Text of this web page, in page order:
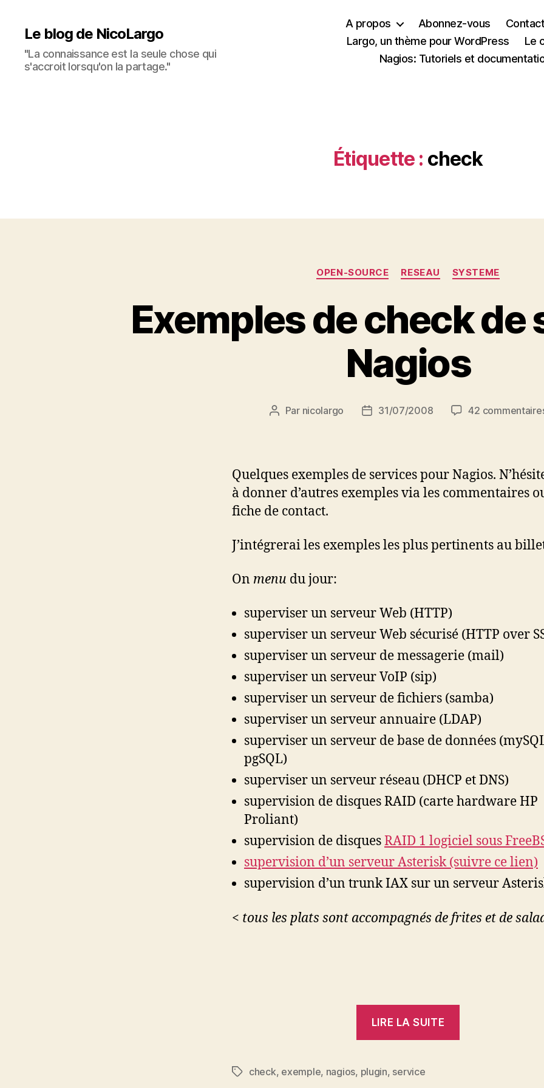
Le blog de NicoLargo
"La connaissance est la seule chose qui
s'accroit lorsqu'on la partage."
A propos Abonnez-vous Contact
Largo, un thème pour WordPress
Le
Nagios: Tutoriels et
Étiquette : check
Catégories
OPEN-SOURCE RESEAU SYSTEME
Exemples de check de
Nagios
Auteur
Par nicolargo
Date31/07/2008 42
Quelques exemples de services pour Nagios.
à donner d’autres exemples via les commentaires
fiche de contact.
J’intégrerai les exemples les plus pertinents au
On menu du jour:
superviser un serveur Web (HTTP)
superviser un serveur Web sécurisé (HTTP over
superviser un serveur de messagerie (mail)
superviser un serveur VoIP (sip)
superviser un serveur de fichiers (samba)
superviser un serveur annuaire (LDAP)
superviser un serveur de base de données
pgSQL)
superviser un serveur réseau (DHCP et DNS)
supervision de disques RAID (carte hardware HP
Proliant)
supervision de disquesRAID 1 logiciel sous
supervision d’un serveur Asterisk (suivre ce lien)
supervision d’un trunk IAX sur un serveur
< tous les plats sont accompagnés de frites et de
LIRE LA SUITE
«
Étiquettes
check, exemple, nagios, plugin, service